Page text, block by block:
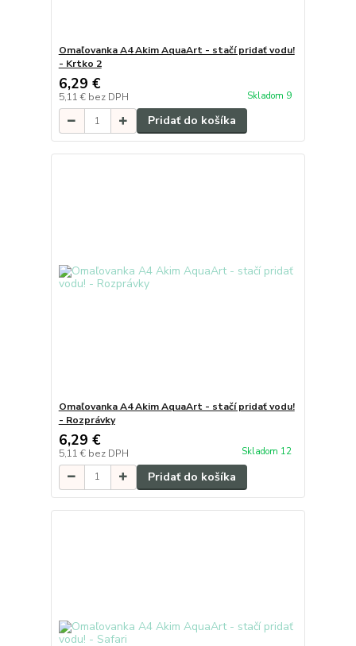
Omaľovanka A4 Akim AquaArt - stačí pridať vodu!
- Krtko 2
6,29 €
5,11 € bez DPH Skladom 9
Pridať do košíka
Omaľovanka A4 Akim AquaArt - stačí pridať vodu!
- Rozprávky
6,29 €
5,11 € bez DPH Skladom 12
Pridať do košíka